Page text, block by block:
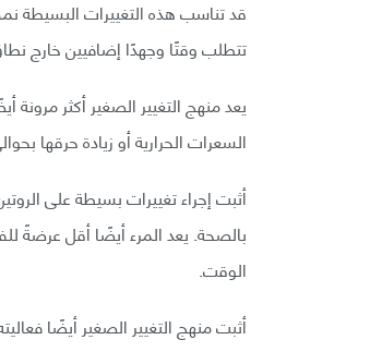
قد تناسب هذه التغييرات البسيطة
تتطلب وقتًا وجهدًا إضافيين خارج
يعد منهج التغيير الصغير أكثر
السعرات الحرارية أو زيادة حرقها بحوالي 100-200 سعرة. قد تساعد هذه المرونة على التزام المرء بهذه الخطة
أثبت إجراء تغييرات بسيطة على
بالصحة. يعد المرء أيضًا أقل عرضةً
الوقت.
أثبت منهج التغيير الصغير أيضًا